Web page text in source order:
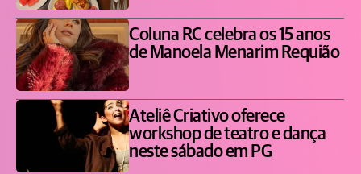
Coluna RC celebra os 15 anos
de Manoela Menarim Requião
Ateliê Criativo oferece
workshop de teatro e dança
neste sábado em PG